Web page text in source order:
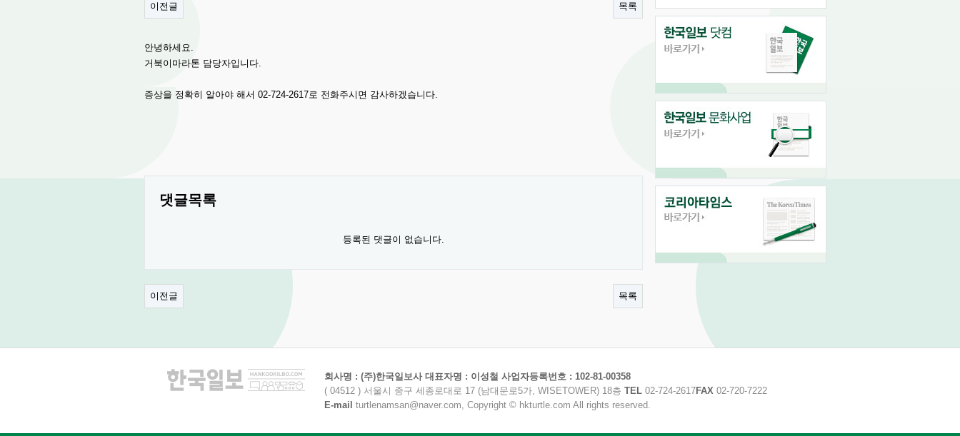
이전글 목록
안녕하세요.
거북이마라톤 담당자입니다.
증상을 정확히 알아야 해서 02-724-2617로 전화주시면 감사하겠습니다.
댓글목록
등록된 댓글이 없습니다.
이전글 목록
회사명 : (주)한국일보사 대표자명 : 이성철 사업자등록번호 : 102-81-00358
( 04512 ) 서울시 중구 세종로대로 17 (남대문로5가, WISETOWER) 18층 TEL 02-724-2617FAX 02-720-7222
E-mail turtlenamsan@naver.com, Copyright © hkturtle.com All rights reserved.